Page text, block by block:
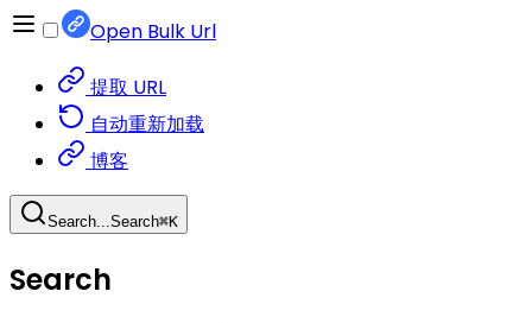
Open Bulk Url
提取 URL
自动重新加载
博客
Search...Search⌘K
Search